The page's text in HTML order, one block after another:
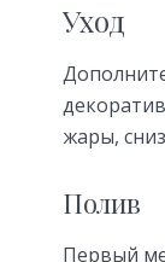
Уход
жары,
Полив
Первый